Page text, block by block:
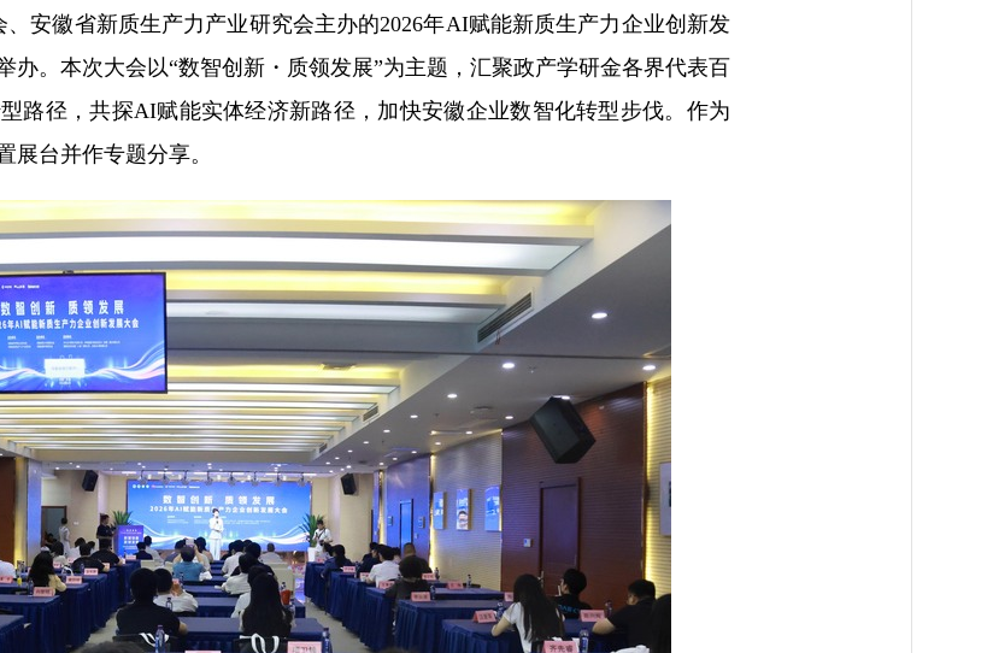
安徽省新质生产力产业研究会主办的2026年AI赋能新质生产力企业创新发
办。本次大会以“数智创新・质领发展”为主题，汇聚政产学研金各界代表百
路径，共探AI赋能实体经济新路径，加快安徽企业数智化转型步伐。作为
展台并作专题分享。